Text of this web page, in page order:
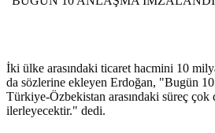
İki ülke arasındaki ticaret hacmini 10
da sözlerine ekleyen Erdoğan, "Bugün 10
Türkiye-Özbekistan arasındaki süreç çok
ilerleyecektir." dedi.